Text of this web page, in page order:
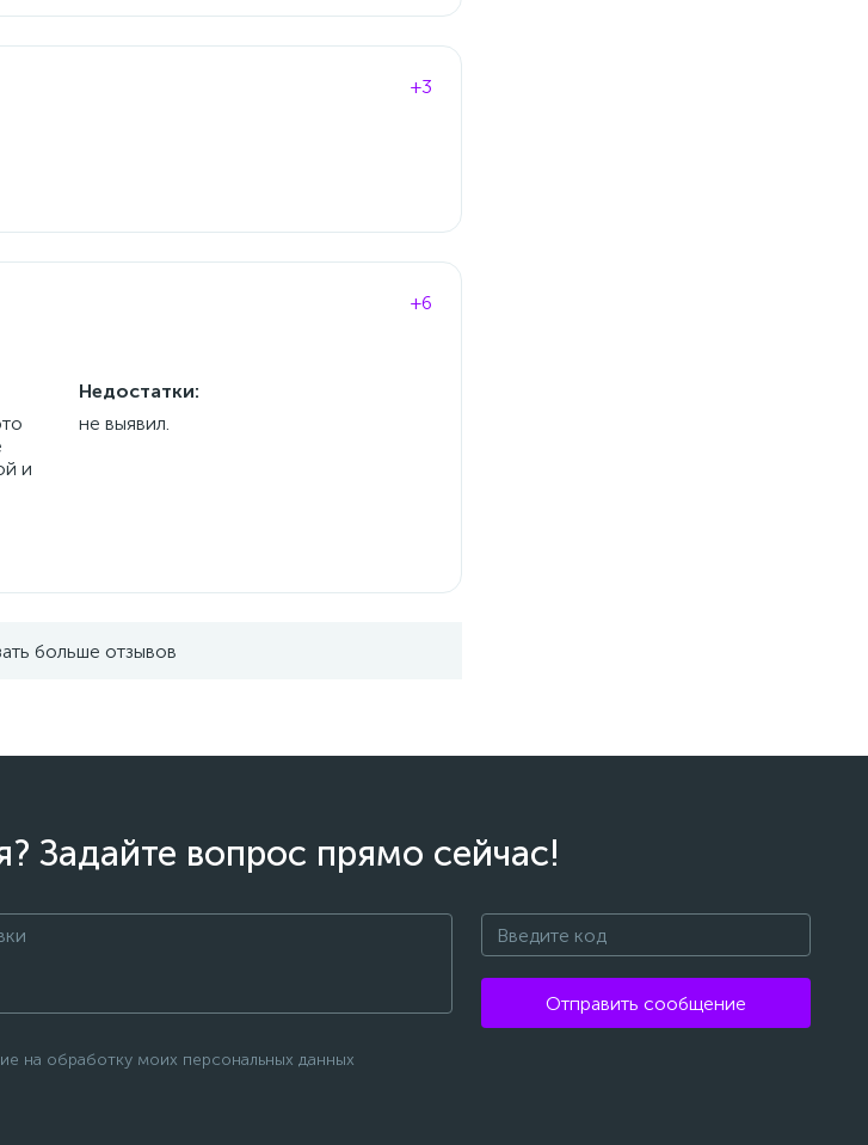
+3
+6
и
Недостатки:
не выявил.
больше отзывов
Задайте вопрос прямо сейчас!
Отправить сообщение
на обработку моих персональных данных